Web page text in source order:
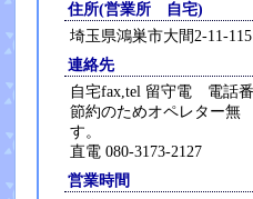
住所(営業所 自宅)
埼玉県鴻巣市大間2-11-115
連絡先
自宅fax,tel 留守電 電話
節約のためオペレター無
す。
直電 080-3173-2127
営業時間